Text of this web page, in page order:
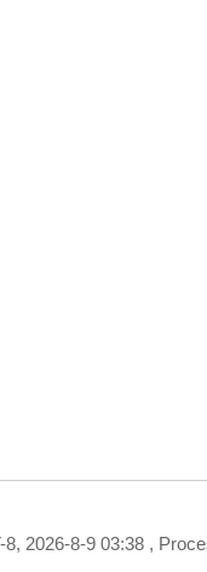
8, 2026-8-9 03:38,